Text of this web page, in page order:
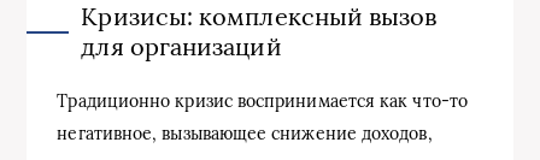
Кризисы: комплексный вызов
для организаций
Традиционно кризис воспринимается как что-то
негативное, вызывающее снижение доходов,